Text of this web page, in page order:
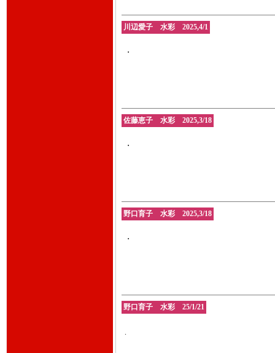
川辺愛子 水彩 2025,4/1
・
佐藤恵子 水彩 2025,3/18
・
野口育子 水彩 2025,3/18
・
野口育子 水彩 25/1/21
.